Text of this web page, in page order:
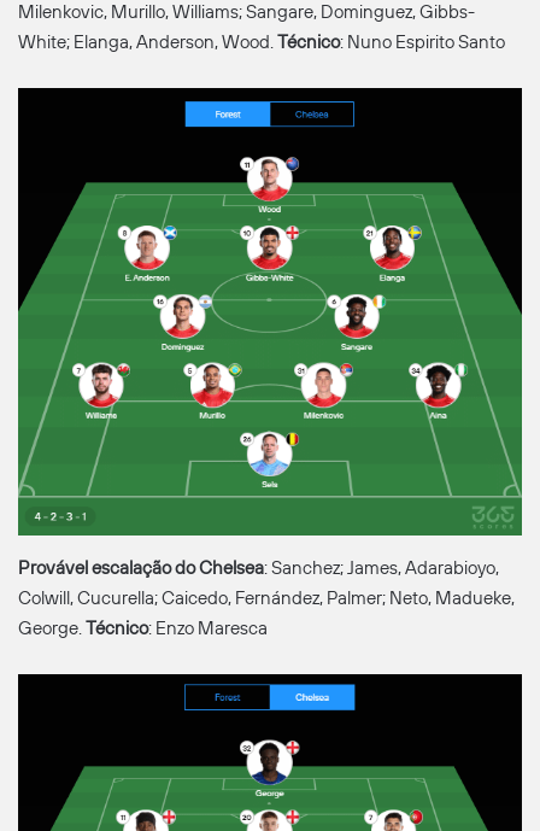
Milenkovic, Murillo, Williams; Sangare, Dominguez, Gibbs-
White; Elanga, Anderson, Wood.Técnico: Nuno Espirito Santo
Provável escalação do Chelsea: Sanchez; James, Adarabioyo,
Colwill, Cucurella; Caicedo, Fernández, Palmer; Neto, Madueke,
George.Técnico: Enzo Maresca